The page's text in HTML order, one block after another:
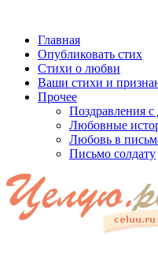
Главная
Опубликовать стих
Стихи о любви
Ваши стихи и
Прочее
Поздравления
Любовные
Любовь в
Письмо солдату